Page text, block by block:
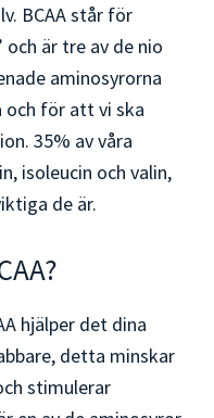
BCAA står för
och är tre av de nio
aminosyrorna
och för att vi ska
35% av våra
isoleucin och valin,
de är.
hjälper det dina
detta minskar
stimulerar